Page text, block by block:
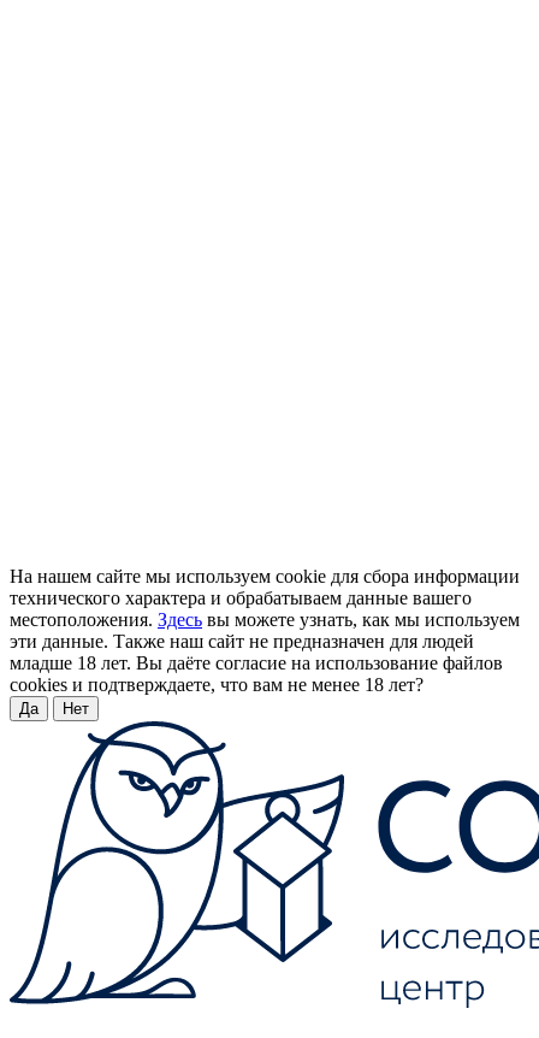
На нашем сайте мы используем cookie для сбора информации
технического характера и обрабатываем данные вашего
местоположения. Здесь вы можете узнать, как мы используем
эти данные. Также наш сайт не предназначен для людей
младше 18 лет. Вы даёте согласие на использование файлов
cookies и подтверждаете, что вам не менее 18 лет?
Да Нет